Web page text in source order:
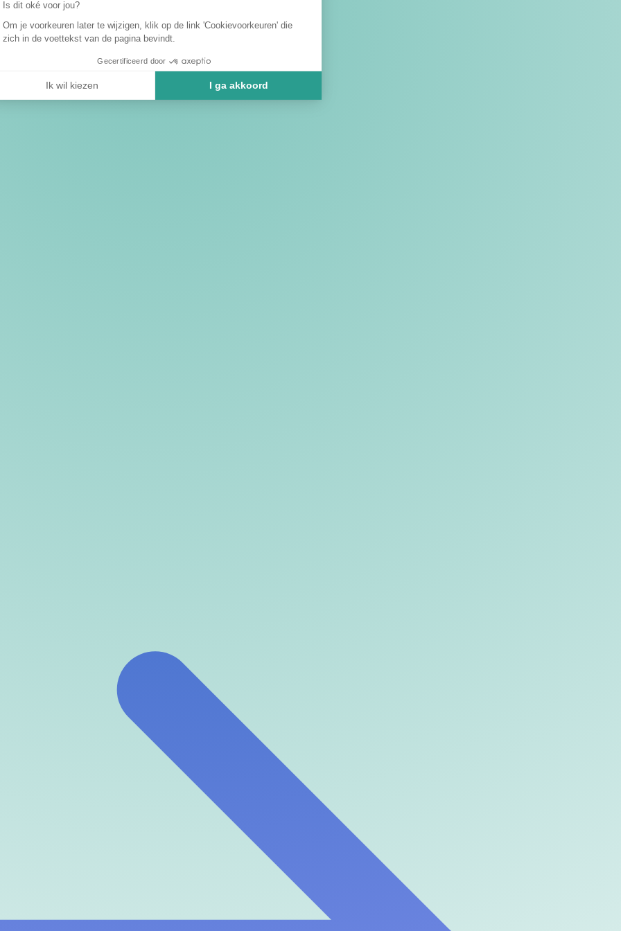
Is dit oké voor jou?
Om je voorkeuren later te wijzigen, klik op de link 'Cookievoorkeuren' die
zich in de voettekst van de pagina bevindt.
Gecertificeerd door
Ik wil kiezen I ga akkoord